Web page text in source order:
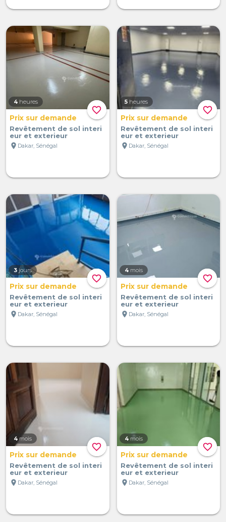
favorite_border
4 heures
Prix sur demande
Revêtement de sol interi
eur et exterieur
location_on Dakar, Sénégal
favorite_border
5 heures
Prix sur demande
Revêtement de sol interi
eur et exterieur
location_on Dakar, Sénégal
favorite_border
3 jours
Prix sur demande
Revêtement de sol interi
eur et exterieur
location_on Dakar, Sénégal
favorite_border
4 mois
Prix sur demande
Revêtement de sol interi
eur et exterieur
location_on Dakar, Sénégal
favorite_border
4 mois
Prix sur demande
Revêtement de sol interi
eur et exterieur
location_on Dakar, Sénégal
favorite_border
4 mois
Prix sur demande
Revêtement de sol interi
eur et exterieur
location_on Dakar, Sénégal